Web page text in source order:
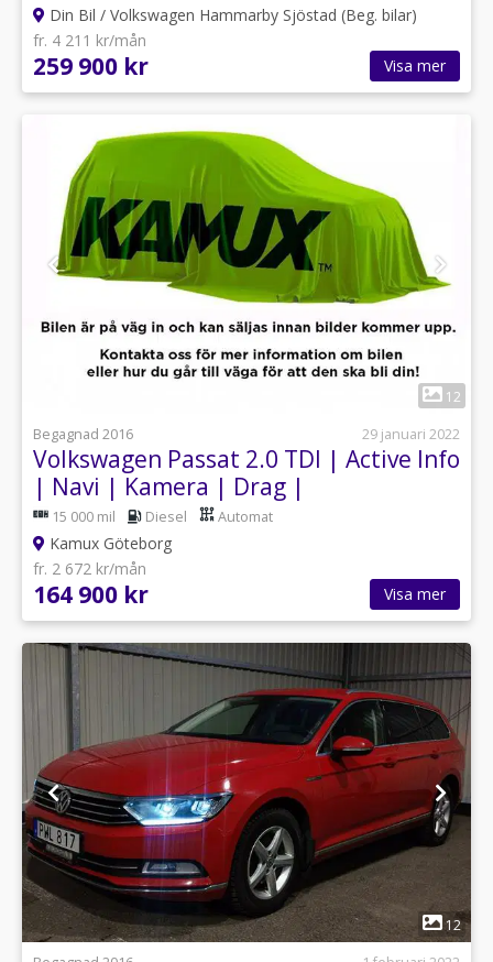
Din Bil / Volkswagen Hammarby Sjöstad (Beg. bilar)
fr. 4 211 kr/mån
259 900 kr Visa mer
12
Begagnad 2016
29 januari 2022
Volkswagen Passat 2.0 TDI | Active Info
| Navi | Kamera | Drag |
15 000 mil Diesel Automat
Kamux Göteborg
fr. 2 672 kr/mån
164 900 kr Visa mer
1
12